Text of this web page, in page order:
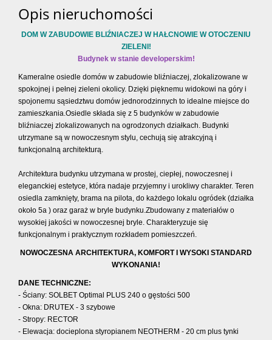
Opis nieruchomości
DOM W ZABUDOWIE BLIŹNIACZEJ W HAŁCNOWIE W OTOCZENIU
ZIELENI!
Budynek w stanie developerskim!
Kameralne osiedle domów w zabudowie bliźniaczej, zlokalizowane w
spokojnej i pełnej zieleni okolicy. Dzięki pięknemu widokowi na góry i
spojonemu sąsiedztwu domów jednorodzinnych to idealne miejsce do
zamieszkania.Osiedle składa się z 5 budynków w zabudowie
bliźniaczej zlokalizowanych na ogrodzonych działkach. Budynki
utrzymane są w nowoczesnym stylu, cechują się atrakcyjną i
funkcjonalną architekturą.
Architektura budynku utrzymana w prostej, ciepłej, nowoczesnej i
eleganckiej estetyce, która nadaje przyjemny i urokliwy charakter. Teren
osiedla zamknięty, brama na pilota, do każdego lokalu ogródek (działka
około 5a ) oraz garaż w bryle budynku.Zbudowany z materiałów o
wysokiej jakości w nowoczesnej bryle. Charakteryzuje się
funkcjonalnym i praktycznym rozkładem pomieszczeń.
NOWOCZESNA ARCHITEKTURA, KOMFORT I WYSOKI STANDARD
WYKONANIA!
DANE TECHNICZNE:
- Ściany: SOLBET Optimal PLUS 240 o gęstości 500
- Okna: DRUTEX - 3 szybowe
- Stropy: RECTOR
- Elewacja: docieplona styropianem NEOTHERM - 20 cm plus tynki